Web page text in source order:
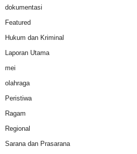
dokumentasi
Featured
Hukum dan Kriminal
Laporan Utama
mei
olahraga
Peristiwa
Ragam
Regional
Sarana dan Prasarana